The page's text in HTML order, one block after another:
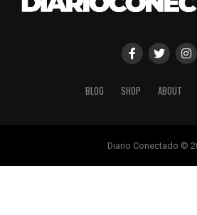
BLOG SHOP ABOUT
Diario Conectado ©